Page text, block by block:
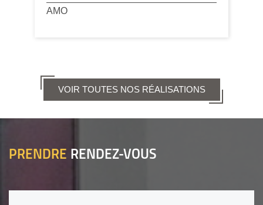
AMO
VOIR TOUTES NOS RÉALISATIONS
PRENDRE RENDEZ-VOUS